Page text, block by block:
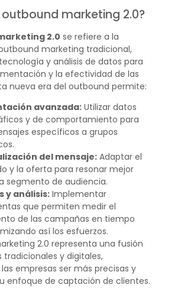
outbound marketing 2.0?
2.0 se refiere a la
marketing tradicional,
y análisis de datos para
y la efectividad de las
nueva era del outbound permite:
avanzada:Utilizar datos
y de comportamiento para
específicos a grupos
del mensaje:Adaptar el
y la oferta para resonar mejor
segmento de audiencia.
y análisis:Implementar
que permiten medir el
de las campañas en tiempo
así los esfuerzos.
2.0 representa una fusión
y digitales,
empresas ser más precisas y
enfoque de captación de clientes.